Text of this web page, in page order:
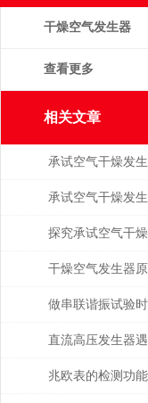
干燥空气发生器
查看更多
相关文章
承试空气干燥发
备绝缘维护的守
承试空气干燥发
自动化控制？
探究承试空气干
理与应用
干燥空气发生器
性能和特点
做串联谐振试验
被击穿该如何判断
直流高压发生器
该如何处理？
兆欧表的检测功